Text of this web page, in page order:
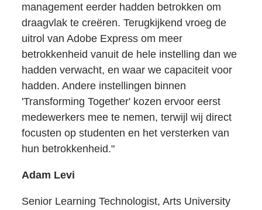
management eerder hadden betrokken om
draagvlak te creëren. Terugkijkend vroeg de
uitrol van Adobe Express om meer
betrokkenheid vanuit de hele instelling dan we
hadden verwacht, en waar we capaciteit voor
hadden. Andere instellingen binnen
'Transforming Together' kozen ervoor eerst
medewerkers mee te nemen, terwijl wij direct
focusten op studenten en het versterken van
hun betrokkenheid."
Adam Levi
Senior Learning Technologist, Arts University